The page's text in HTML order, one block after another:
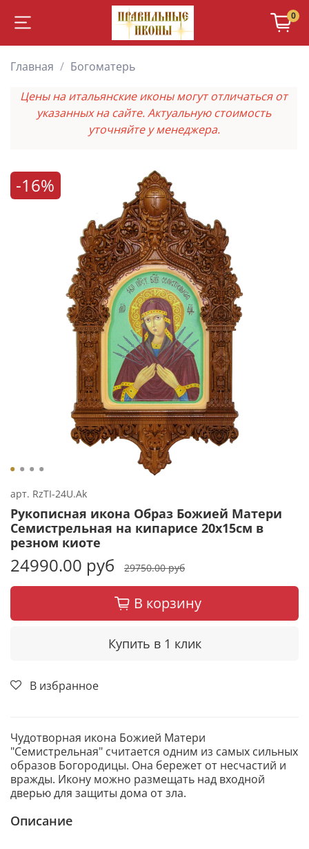
0
Главная
Богоматерь
Цены на итальянские иконы могут отличаться от
указанных на сайте. Актуальную стоимость
уточняйте у менеджера.
-16%
арт. RzTI-24U.Ak
Рукописная икона Образ Божией Матери
Семистрельная на кипарисе 20х15см в
резном киоте
24990.00 руб 29750.00 руб
В корзину
Купить в 1 клик
В избранное
Чудотворная икона Божией Матери
"Семистрельная" считается одним из самых сильных
образов Богородицы. Она бережет от несчастий и
вражды. Икону можно размещать над входной
дверью для защиты дома от зла.
Описание